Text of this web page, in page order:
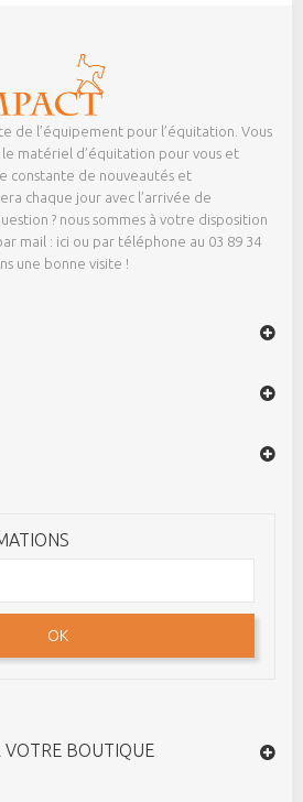
de l’équipement pour l’équitation. Vous
matériel d’équitation pour vous et
constante de nouveautés et
chaque jour avec l’arrivée de
? nous sommes à votre disposition
mail : ici ou par téléphone au 03 89 34
une bonne visite !
OK
VOTRE BOUTIQUE